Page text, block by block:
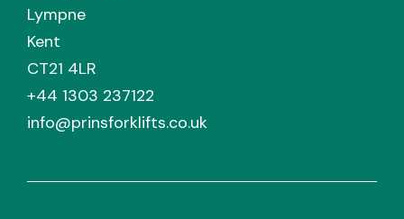
Lympne
Kent
CT21 4LR
+44 1303 237122
info@prinsforklifts.co.uk